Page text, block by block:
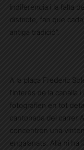
indiferència i la falta
districte, fan que
antiga tradició”.
A la plaça Frederic
l’interès de la canalla
fotografien en tot
cantonada del carrer
concentren una
engalanats. Allà hi ha